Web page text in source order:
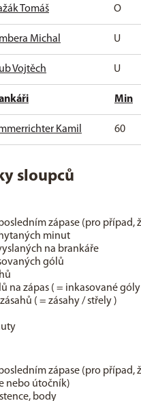
Tomáš O
Michal U
Vojtěch U
Min
Kamil 60
sloupců
zápase (pro případ,
minut
na brankáře
gólů
na zápas ( = inkasované
( = zásahy / střely )
zápase (pro případ,
nebo útočník)
body